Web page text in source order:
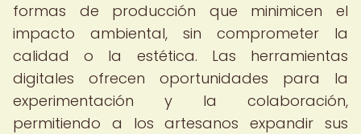
formas de producción que minimicen el
impacto ambiental, sin comprometer la
calidad o la estética. Las herramientas
digitales ofrecen oportunidades para la
experimentación y la colaboración,
permitiendo a los artesanos expandir sus